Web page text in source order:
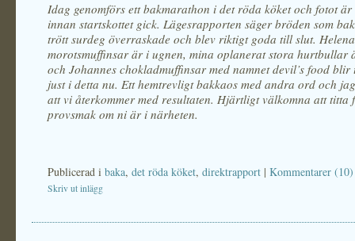
Idag genomförs ett bakmarathon i det röda köket och fotot är
innan startskottet gick. Lägesrapporten säger bröden som
trött surdeg överraskade och blev riktigt goda till slut.
morotsmuffinsar är i ugnen, mina oplanerat stora hurtbullar
och Johannes chokladmuffinsar med namnet devil’s food
just i detta nu. Ett hemtrevligt bakkaos med andra ord och
att vi återkommer med resultaten. Hjärtligt välkomna att titta
provsmak om ni är i närheten.
Publicerad i baka, det röda köket, direktrapport | Kommentarer (10)
Skriv ut inlägg